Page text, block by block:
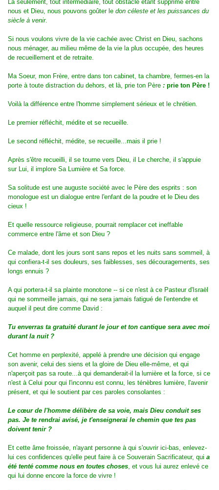
Là seulement, tout intermédiaire, tout obstacle étant supprimé entre
nous et Dieu, nous pouvons goûter le don céleste et les puissances du
siècle à venir.
Si nous voulons vivre de la vie cachée avec Christ en Dieu, sachons
nous ménager, au milieu même de la vie la plus occupée, des heures
de recueillement et de retraite.
Ma Soeur, mon Frère, entre dans ton cabinet, ta chambre, fermes-en la
porte à toute distraction du dehors, et là, prie ton Père : prie ton Père !
Voilà la différence entre l'homme simplement sérieux et le chrétien.
Le premier réfléchit, médite et se recueille.
Le second réfléchit, médite, se recueille...mais il prie !
Après s'être recueilli, il se tourne vers Dieu, il Le cherche, il s'appuie
sur Lui, il implore Sa Lumière et Sa force.
Sa solitude est une auguste société avec le Père des esprits : son
monologue est un dialogue entre l'enfant de la poudre et le Dieu des
cieux !
Et quelle ressource religieuse, pourrait remplacer cet ineffable
commerce entre l'âme et son Dieu ?
Ce malade, dont les jours sont sans repos et les nuits sans sommeil, à
qui confiera-t-il ses douleurs, ses faiblesses, ses découragements, ses
longs ennuis ?
A qui portera-t-il sa plainte monotone -- si ce n'est à ce Pasteur d'Israël
qui ne sommeille jamais, qui ne sera jamais fatigué de l'entendre et
auquel il peut dire comme David :
Tu enverras ta gratuité durant le jour et ton cantique sera avec moi
durant la nuit ?
Cet homme en perplexité, appelé à prendre une décision qui engage
son avenir, celui des siens et la gloire de Dieu elle-même, et qui
n'aperçoit pas sa route...à qui demanderait-il la lumière et la force, si ce
n'est à Celui pour qui l'inconnu est connu, les ténèbres lumière, l'avenir
présent, et qui le soutient par ces paroles consolantes :
Le cœur de l'homme délibère de sa voie, mais Dieu conduit ses
pas. Je te rendrai avisé, je t'enseignerai le chemin que tes pas
doivent tenir ?
Et cette âme froissée, n'ayant personne à qui s'ouvrir ici-bas, enlevez-
lui ces confidences qu'elle peut faire à ce Souverain Sacrificateur, qui a
été tenté comme nous en toutes choses, et vous lui aurez enlevé ce
qui lui donne encore la force de vivre !